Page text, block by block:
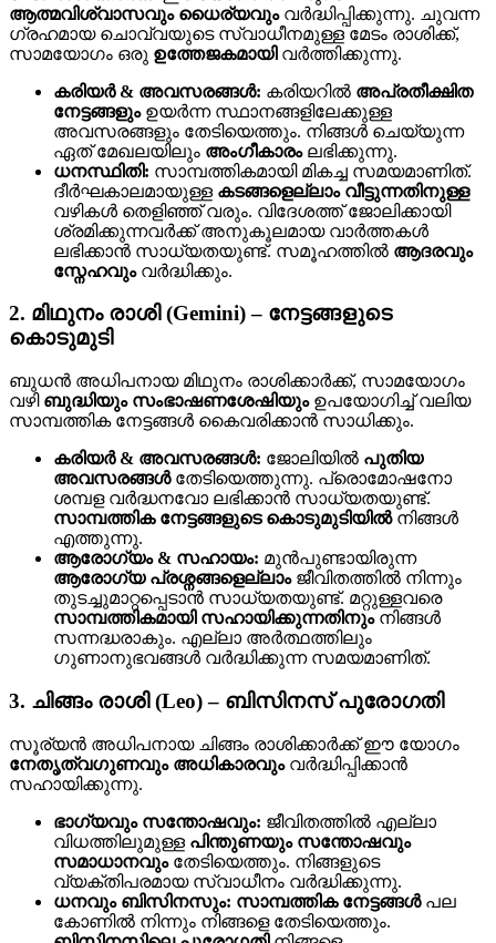
ആത്മവിശ്വാസവും ധൈര്യവുംവർദ്ധിപ്പിക്കുന്നു. ചുവന്ന
ഗ്രഹമായ ചൊവ്വയുടെ സ്വാധീനമുള്ള മേടം രാശിക്ക്,
സാമയോഗം ഒരു ഉത്തേജകമായിവർത്തിക്കുന്നു.
കരിയർ & അവസരങ്ങൾ: കരിയറിൽ അപ്രതീക്ഷിത
നേട്ടങ്ങളുംഉയർന്ന സ്ഥാനങ്ങളിലേക്കുള്ള
അവസരങ്ങളും തേടിയെത്തും. നിങ്ങൾ ചെയ്യുന്ന
ഏത് മേഖലയിലും അംഗീകാരംലഭിക്കുന്നു.
ധനസ്ഥിതി: സാമ്പത്തികമായി മികച്ച സമയമാണിത്.
ദീർഘകാലമായുള്ള കടങ്ങളെല്ലാം വീട്ടുന്നതിനുള്ള
വഴികൾ തെളിഞ്ഞ് വരും. വിദേശത്ത് ജോലിക്കായി
ശ്രമിക്കുന്നവർക്ക് അനുകൂലമായ വാർത്തകൾ
ലഭിക്കാൻ സാധ്യതയുണ്ട്. സമൂഹത്തിൽ ആദരവും
സ്നേഹവുംവർദ്ധിക്കും.
2. മിഥുനം രാശി (Gemini) – നേട്ടങ്ങളുടെ
കൊടുമുടി
ബുധൻ അധിപനായ മിഥുനം രാശിക്കാർക്ക്, സാമയോഗം
വഴി ബുദ്ധിയും സംഭാഷണശേഷിയുംഉപയോഗിച്ച് വലിയ
സാമ്പത്തിക നേട്ടങ്ങൾ കൈവരിക്കാൻ സാധിക്കും.
കരിയർ & അവസരങ്ങൾ: ജോലിയിൽ പുതിയ
അവസരങ്ങൾതേടിയെത്തുന്നു. പ്രൊമോഷനോ
ശമ്പള വർദ്ധനവോ ലഭിക്കാൻ സാധ്യതയുണ്ട്.
സാമ്പത്തിക നേട്ടങ്ങളുടെ കൊടുമുടിയിൽനിങ്ങൾ
എത്തുന്നു.
ആരോഗ്യം & സഹായം: മുൻപുണ്ടായിരുന്ന
ആരോഗ്യ പ്രശ്നങ്ങളെല്ലാംജീവിതത്തിൽ നിന്നും
തുടച്ചുമാറ്റപ്പെടാൻ സാധ്യതയുണ്ട്. മറ്റുള്ളവരെ
സാമ്പത്തികമായി സഹായിക്കുന്നതിനുംനിങ്ങൾ
സന്നദ്ധരാകും. എല്ലാ അർത്ഥത്തിലും
ഗുണാനുഭവങ്ങൾ വർദ്ധിക്കുന്ന സമയമാണിത്.
3. ചിങ്ങം രാശി (Leo) – ബിസിനസ് പുരോഗതി
സൂര്യൻ അധിപനായ ചിങ്ങം രാശിക്കാർക്ക് ഈ യോഗം
നേതൃത്വഗുണവും അധികാരവുംവർദ്ധിപ്പിക്കാൻ
സഹായിക്കുന്നു.
ഭാഗ്യവും സന്തോഷവും: ജീവിതത്തിൽ എല്ലാ
വിധത്തിലുമുള്ള പിന്തുണയും സന്തോഷവും
സമാധാനവുംതേടിയെത്തും. നിങ്ങളുടെ
വ്യക്തിപരമായ സ്വാധീനം വർദ്ധിക്കുന്നു.
ധനവും ബിസിനസും: സാമ്പത്തിക നേട്ടങ്ങൾപല
കോണിൽ നിന്നും നിങ്ങളെ തേടിയെത്തും.